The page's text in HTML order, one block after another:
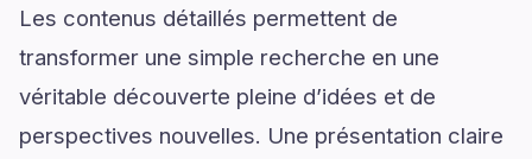
Les contenus détaillés permettent de
transformer une simple recherche en une
véritable découverte pleine d’idées et de
perspectives nouvelles. Une présentation claire